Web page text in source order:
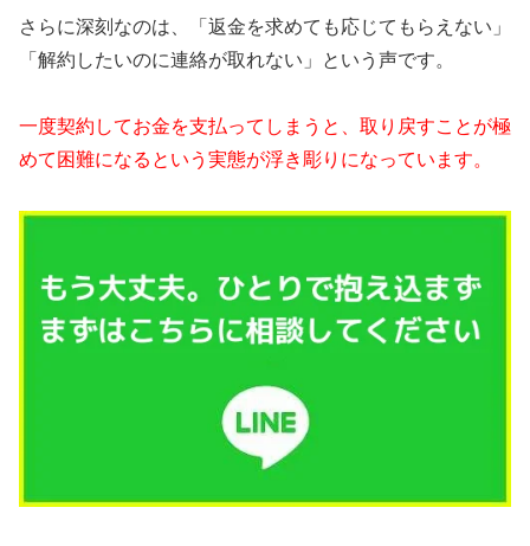
さらに深刻なのは、「返金を求めても応じてもらえない」
「解約したいのに連絡が取れない」という声です。
一度契約してお金を支払ってしまうと、取り戻すことが極
めて困難になるという実態が浮き彫りになっています。